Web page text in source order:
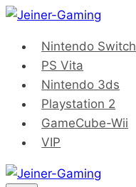
Saltar
contenidoNintendo Switch
PS Vita
Nintendo 3ds
Playstation 2
GameCube-Wii
VIP